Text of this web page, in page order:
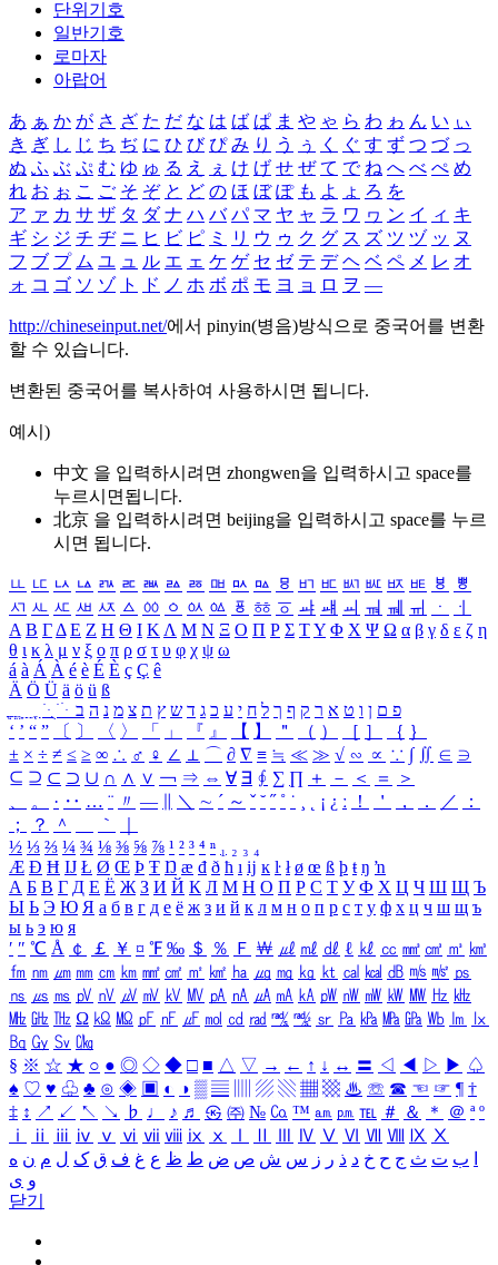
단위기호
일반기호
로마자
아랍어
あ ぁ か が さ ざ た だ な は ば ぱ ま や ゃ ら わ ゎ ん い ぃ
き ぎ し じ ち ぢ に ひ び ぴ み り う ぅ く ぐ す ず つ づ っ
ぬ ふ ぶ ぷ む ゆ ゅ る え ぇ け げ せ ぜ て で ね へ べ ぺ め
れ お ぉ こ ご そ ぞ と ど の ほ ぼ ぽ も よ ょ ろ を
ア ァ カ サ ザ タ ダ ナ ハ バ パ マ ヤ ャ ラ ワ ヮ ン イ ィ キ
ギ シ ジ チ ヂ ニ ヒ ビ ピ ミ リ ウ ゥ ク グ ス ズ ツ ヅ ッ ヌ
フ ブ プ ム ユ ュ ル エ ェ ケ ゲ セ ゼ テ デ ヘ ベ ペ メ レ オ
ォ コ ゴ ソ ゾ ト ド ノ ホ ボ ポ モ ヨ ョ ロ ヲ ―
http://chineseinput.net/에서 pinyin(병음)방식으로 중국어를 변환
할 수 있습니다.
변환된 중국어를 복사하여 사용하시면 됩니다.
예시)
中文 을 입력하시려면 zhongwen을 입력하시고 space를
누르시면됩니다.
北京 을 입력하시려면 beijing을 입력하시고 space를 누르
시면 됩니다.
ㅥ ㅦ ㅧ ㅨ ㅩ ㅪ ㅫ ㅬ ㅭ ㅮ ㅯ ㅰ ㅱ ㅲ ㅳ ㅴ ㅵ ㅶ ㅷ ㅸ
ㅹ
ㅺ ㅻ ㅼ ㅽ ㅾ ㅿ ㆀ ㆁ ㆂ ㆃ ㆄ ㆅ ㆆ ㆇ ㆈ ㆉ ㆊ ㆋ ㆌ ㆍ
ㆎ
Α Β ΓΔ Ε Ζ Η Θ Ι ΚΛ Μ Ν Ξ Ο Π Ρ Σ ΤΥ Φ Χ Ψ Ω α β γ δ ε ζ η
θ ι κ λ μ ν ξ ο π ρ σ τ υ φ χ ψ ω
á à Á À é è É È ç Ç ê
Ä Ö Ü ä ö ü ß
ִֶֹ ֻּ ׁׂ פ ם ן ו ט א ר ק ף ך ל ח י ע כ ג ד ש ץ ת צ מ נ ה ב
‘ ’ “ ” 〔 〕 〈 〉 「 」 『 』 【 】 ＂ （ ） ［ ］ ｛ ｝
± × ÷ ≠ ≤ ≥ ∞ ∴ ♂ ♀ ∠ ⊥ ⌒ ∂ ∇ ≡ ≒ ≪ ≫ √ ∽ ∝ ∵ ∫ ∬ ∈ ∋
⊆ ⊇ ⊂ ⊃ ∪ ∩ ∧ ∨ ￢ ⇒ ⇔ ∀ ∃ ∮ ∑ ∏ ＋ － ＜ ＝
＞
、
。 · ‥ … ¨ 〃 ― ＼ ∼ ´ ～ ˇ ˘ ˝ ˚ ˙ ¸ ¡ ¿ ː ！ ＇ ， ． ／
：
；
？ ＾ ｀
½ ⅓ ⅔ ¼ ¾ ⅛ ⅜ ⅝ ⅞ ¹ ² ³ ⁴ ⁿ ₁ ₂ ₃ ₄
Æ Ð Ħ Ĳ Ł Ø Œ Þ Ŧ Ŋ æ đ ð ħ ı ĳ ĸ ŀ ł ø œ ß þ ŧ ŋ ŉ
А Б В Г Д Е Ё Ж З И Й К Л М Н О П Р С Т У Ф Х Ц Ч Ш Щ Ъ
Ы Ь Э Ю Я а б в г д е ё ж з и й к л м н о п р с т у ф х ц ч ш щ ъ
ы ь э ю я
′ ″ ℃ Å ￠ ￡ ￥ ¤ ℉ ‰ ＄ ％ Ｆ ￦ ㎕ ㎖ ㎗ ℓ ㎘ ㏄ ㎣ ㎤ ㎥ ㎦
㎙ ㎚ ㎛ ㎜ ㎝ ㎞ ㎟ ㎠ ㎡ ㎢ ㏊ ㎍ ㎎ ㎏ ㏏ ㎈ ㎉ ㏈ ㎧ ㎨ ㎰
㎱ ㎲ ㎳ ㎴ ㎵ ㎶ ㎷ ㎸ ㎹ ㎀ ㎁ ㎂ ㎃ ㎄ ㎺ ㎻ ㎽ ㎾ ㎿ ㎐ ㎑
㎒ ㎓ ㎔ Ω ㏀ ㏁ ㎊ ㎋ ㎌ ㏖ ㏅ ㎭ ㎮ ㎯ ㏛ ㎩ ㎪ ㎫ ㎬ ㏝ ㏐
㏓
㏃ ㏉ ㏜ ㏆
§ ※ ☆ ★ ○ ● ◎ ◇ ◆ □ ■ △ ▽ → ← ↑ ↓ ↔ 〓 ◁ ◀ ▷ ▶ ♤
♠ ♡ ♥ ♧ ♣ ⊙ ◈ ▣ ◐ ◑ ▒ ▤ ▨ ▧ ▦ ▩ ♨ ☏ ☎ ☜ ☞ ¶ †
‡ ↕ ↗ ↙ ↖ ↘ ♭ ♩ ♪ ♬ ㉿ ㈜ № ㏇ ™ ㏂ ㏘ ℡ ＃ ＆ ＊ ＠ ª º
ⅰ
ⅱ ⅲ ⅳ ⅴ ⅵ ⅶ ⅷ ⅸ ⅹ Ⅳ Ⅴ Ⅵ Ⅶ Ⅷ Ⅸ Ⅹ
ب ت ث ج ح خ د ذ ر ز س ش ص ض ط ظ ع غ ف ق ک ل م ن ه
و ی
닫기